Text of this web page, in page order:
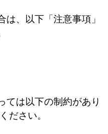
、以下「注意事項」
ては以下の制約があり
ださい。